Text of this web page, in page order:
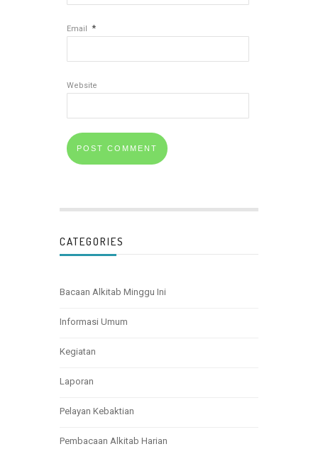
Email *
Website
CATEGORIES
Bacaan Alkitab Minggu Ini
Informasi Umum
Kegiatan
Laporan
Pelayan Kebaktian
Pembacaan Alkitab Harian